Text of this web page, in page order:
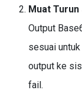
Muat Turun
Output
sesuai
output ke
fail.